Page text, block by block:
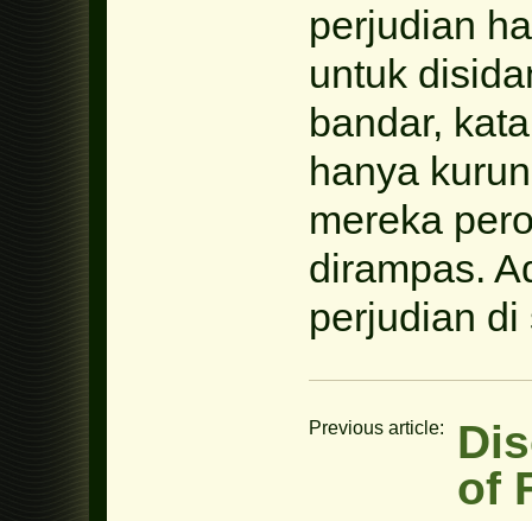
perjudian
untuk
bandar,
hanya
mereka
dirampas.
perjudian
Previous article:
of